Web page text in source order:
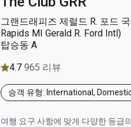
그랜드래피즈 제럴드 R. 포드
Rapids MI Gerald R. Ford Intl)
탑승동 A
4.7 965 리뷰
승객 유형: International,
여행 요구 사항에 맞게 다양한 등급